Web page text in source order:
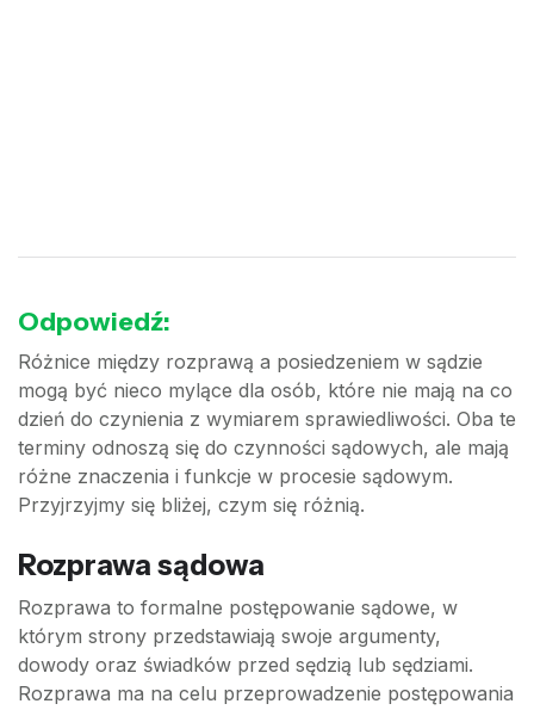
Odpowiedź:
Różnice między rozprawą a posiedzeniem w sądzie
mogą być nieco mylące dla osób, które nie mają na co
dzień do czynienia z wymiarem sprawiedliwości. Oba te
terminy odnoszą się do czynności sądowych, ale mają
różne znaczenia i funkcje w procesie sądowym.
Przyjrzyjmy się bliżej, czym się różnią.
Rozprawa sądowa
Rozprawa to formalne postępowanie sądowe, w
którym strony przedstawiają swoje argumenty,
dowody oraz świadków przed sędzią lub sędziami.
Rozprawa ma na celu przeprowadzenie postępowania